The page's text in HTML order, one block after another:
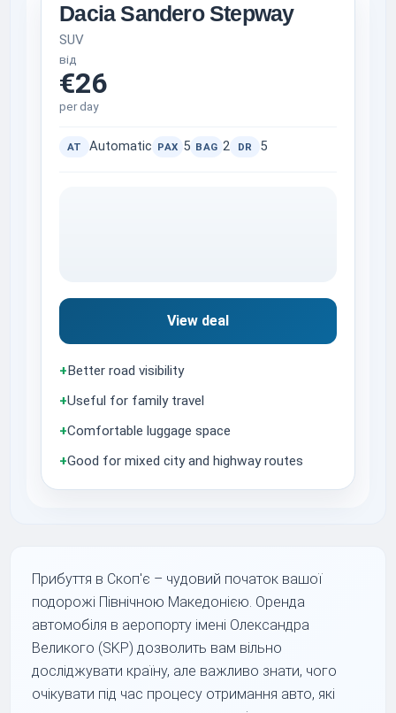
Dacia Sandero Stepway
SUV
від
€26
per day
AT Automatic PAX 5 BAG 2 DR 5
View deal
+Better road visibility
+Useful for family travel
+Comfortable luggage space
+Good for mixed city and highway routes
Прибуття в Скоп'є – чудовий початок вашої
подорожі Північною Македонією. Оренда
автомобіля в аеропорту імені Олександра
Великого (SKP) дозволить вам вільно
досліджувати країну, але важливо знати, чого
очікувати під час процесу отримання авто, які